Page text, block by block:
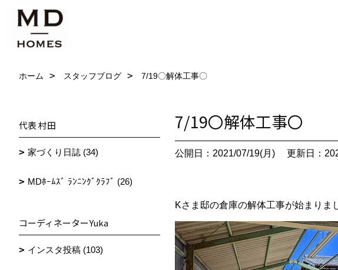
ホーム スタッフブログ 7/19〇解体工事〇
7/19〇解体工事〇
公開日：2021/07/19(月) 更新日：
Kさま邸の倉庫の解体工事が始まりま
代表 村田
家づくり日誌 (34)
MDﾎｰﾑｽﾞ ﾗﾝﾆﾝｸﾞｸﾗﾌﾞ (26)
コーディネーターYuka
インスタ投稿 (103)